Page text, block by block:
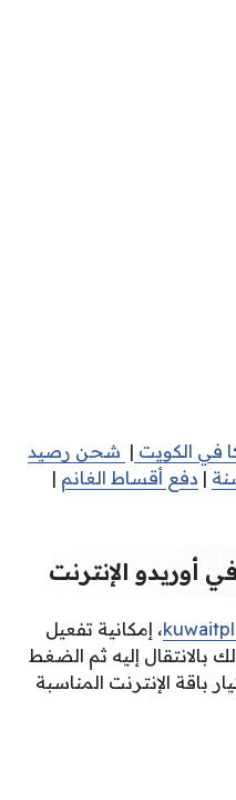
في الكويت | شحن رصيد
| دفع أقساط الغانم |
أوريدو الإنترنت
، إمكانية تفعيل
بالانتقال إليه ثم الضغط
باقة الإنترنت المناسبة